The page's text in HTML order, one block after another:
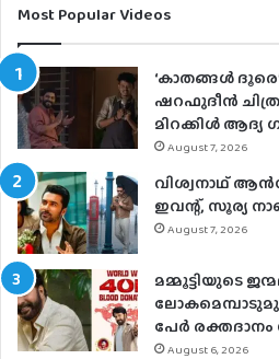
Most Popular Videos
‘കാതങ്ങൾ
ഷറഫുദീൻ
മിറക്കിൾ ആദ്യ
August 7, 2026
വിശ്വനാഥ്
ഇവന്റ്, സൂര്യ
August 7, 2026
മമ്മൂട്ടിയുടെ
പേര്‍
August 6, 2026